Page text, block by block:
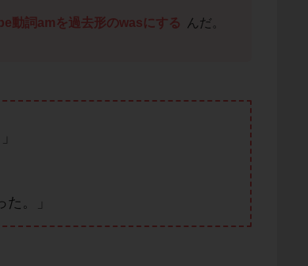
動詞amを過去形のwasにする
んだ。
。」